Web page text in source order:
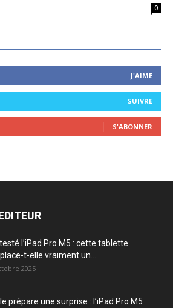
0
J'AIME
SUIVRE
S'ABONNER
l’iPad Pro M5 : cette tablette
t-elle vraiment un...
2025
prépare une surprise : l’iPad Pro M5